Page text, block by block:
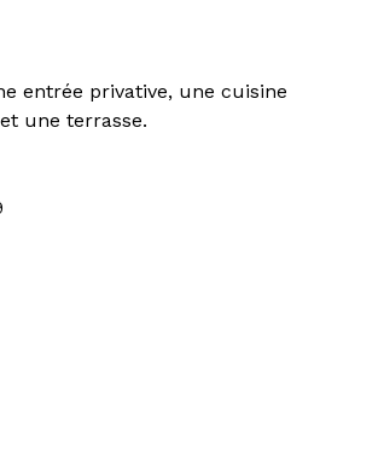
entrée privative, une cuisine
une terrasse.